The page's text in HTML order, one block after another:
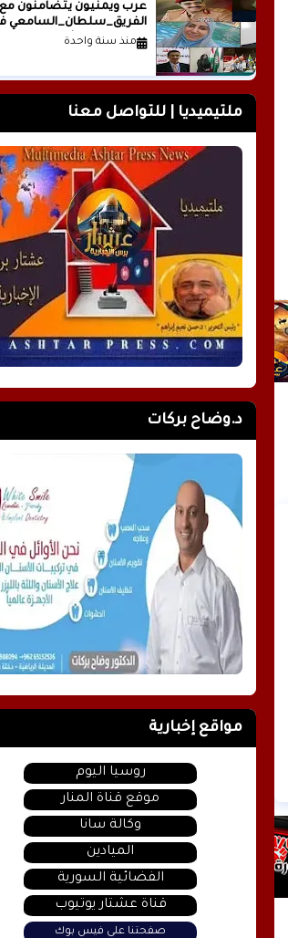
عرب ويمنيون يتضامنون مع
الفريق_سلطان_السامعي
وجه حملة التشويه.. تقرير
منذ سنة واحدة
ملتيميديا | للتواصل معنا
د.وضاح بركات
مواقع إخبارية
روسيا اليوم
موقع قناة المنار
وكالة سانا
الميادين
الفضائية السورية
قناة عشتار يوتيوب
صفحتنا على فيس بوك